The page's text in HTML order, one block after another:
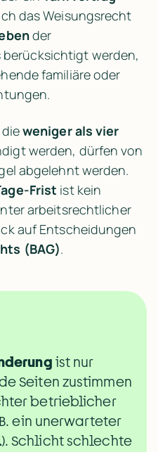
das Weisungsrecht
berücksichtigt werden,
familiäre oder
weniger als vier
werden, dürfen von
abgelehnt werden.
Frist ist kein
arbeitsrechtlicher
auf Entscheidungen
(BAG).
ist nur
Seiten zustimmen
betrieblicher
). Schlicht schlechte